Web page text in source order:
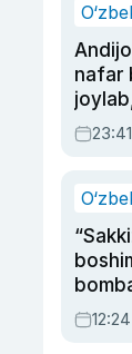
nafar